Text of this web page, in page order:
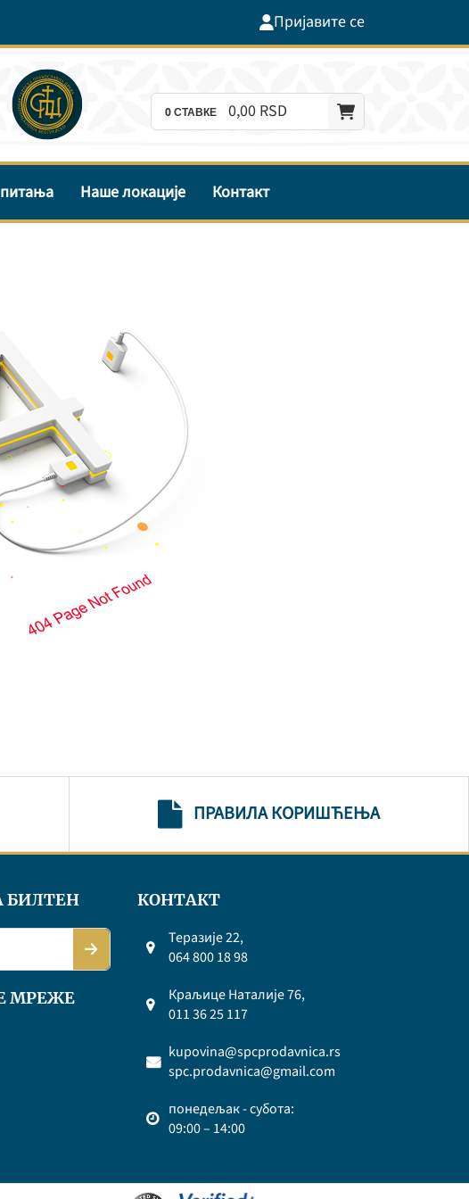
Пријавите се
0СТАВКЕ 0,00 RSD
Наше локације Контакт
ПРАВИЛА КОРИШЋЕЊА
БИЛТЕН
МРЕЖЕ
КОНТАКТ
Теразије 22,
064 800 18 98
Краљице Наталије 76,
011 36 25 117
kupovina@spcprodavnica.rs
spc.prodavnica@gmail.com
понедељак - субота:
09:00 – 14:00